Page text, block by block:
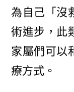
為自己「沒
術進步，此
家屬們可以
療方式。